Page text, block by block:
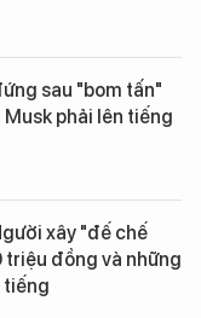
sau "bom tấn"
Musk phải lên tiếng
xây "đế chế
triệu đồng và những
tiếng